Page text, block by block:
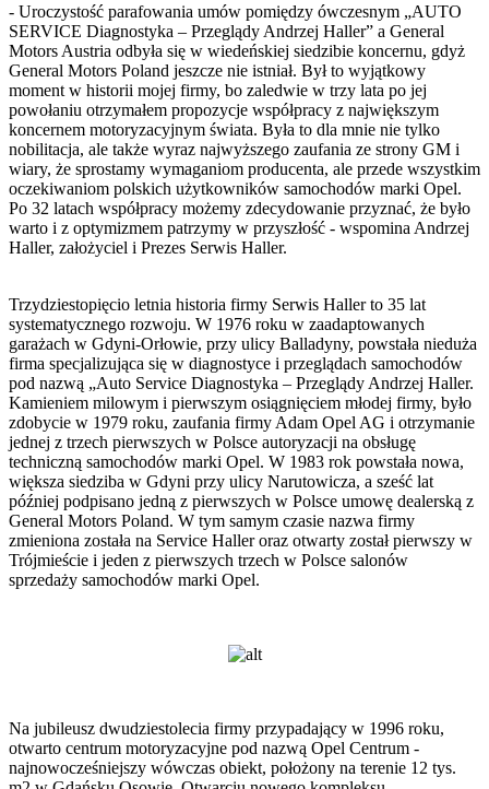
- Uroczystość parafowania umów pomiędzy ówczesnym „AUTO
SERVICE Diagnostyka – Przeglądy Andrzej Haller” a General
Motors Austria odbyła się w wiedeńskiej siedzibie koncernu, gdyż
General Motors Poland jeszcze nie istniał. Był to wyjątkowy
moment w historii mojej firmy, bo zaledwie w trzy lata po jej
powołaniu otrzymałem propozycje współpracy z największym
koncernem motoryzacyjnym świata. Była to dla mnie nie tylko
nobilitacja, ale także wyraz najwyższego zaufania ze strony GM i
wiary, że sprostamy wymaganiom producenta, ale przede wszystkim
oczekiwaniom polskich użytkowników samochodów marki Opel.
Po 32 latach współpracy możemy zdecydowanie przyznać, że było
warto i z optymizmem patrzymy w przyszłość - wspomina Andrzej
Haller, założyciel i Prezes Serwis Haller.
Trzydziestopięcio letnia historia firmy Serwis Haller to 35 lat
systematycznego rozwoju. W 1976 roku w zaadaptowanych
garażach w Gdyni-Orłowie, przy ulicy Balladyny, powstała nieduża
firma specjalizująca się w diagnostyce i przeglądach samochodów
pod nazwą „Auto Service Diagnostyka – Przeglądy Andrzej Haller.
Kamieniem milowym i pierwszym osiągnięciem młodej firmy, było
zdobycie w 1979 roku, zaufania firmy Adam Opel AG i otrzymanie
jednej z trzech pierwszych w Polsce autoryzacji na obsługę
techniczną samochodów marki Opel. W 1983 rok powstała nowa,
większa siedziba w Gdyni przy ulicy Narutowicza, a sześć lat
później podpisano jedną z pierwszych w Polsce umowę dealerską z
General Motors Poland. W tym samym czasie nazwa firmy
zmieniona została na Service Haller oraz otwarty został pierwszy w
Trójmieście i jeden z pierwszych trzech w Polsce salonów
sprzedaży samochodów marki Opel.
Na jubileusz dwudziestolecia firmy przypadający w 1996 roku,
otwarto centrum motoryzacyjne pod nazwą Opel Centrum -
najnowocześniejszy wówczas obiekt, położony na terenie 12 tys.